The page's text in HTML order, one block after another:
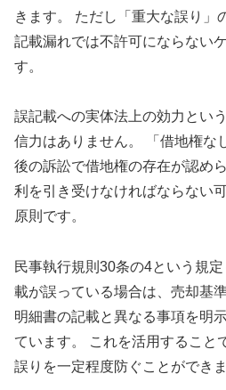
きます。 ただし「重大な誤り」
記載漏れでは不許可にならない
す。
誤記載への実体法上の効力とい
信力はありません。 「借地権な
後の訴訟で借地権の存在が認め
利を引き受けなければならない
原則です。
民事執行規則30条の4という規
載が誤っている場合は、売却基
明細書の記載と異なる事項を明
ています。 これを活用すること
誤りを一定程度防ぐことができま